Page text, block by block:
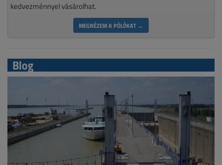
kedvezménnyel vásárolhat.
MEGNÉZEM A PÓLÓKAT →
Blog